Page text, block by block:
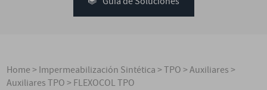
Home>Impermeabilización Sintética>TPO>Auxiliares>
Auxiliares TPO>FLEXOCOL TPO